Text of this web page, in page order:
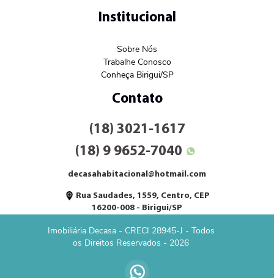
Institucional
Sobre Nós
Trabalhe Conosco
Conheça Birigui/SP
Contato
(18) 3021-1617
(18) 9 9652-7040
decasahabitacional@hotmail.com
Rua Saudades, 1559, Centro, CEP
16200-008 - Birigui/SP
Imobiliária Decasa - CRECI 28945-J - Todos
os Direitos Reservados - 2026